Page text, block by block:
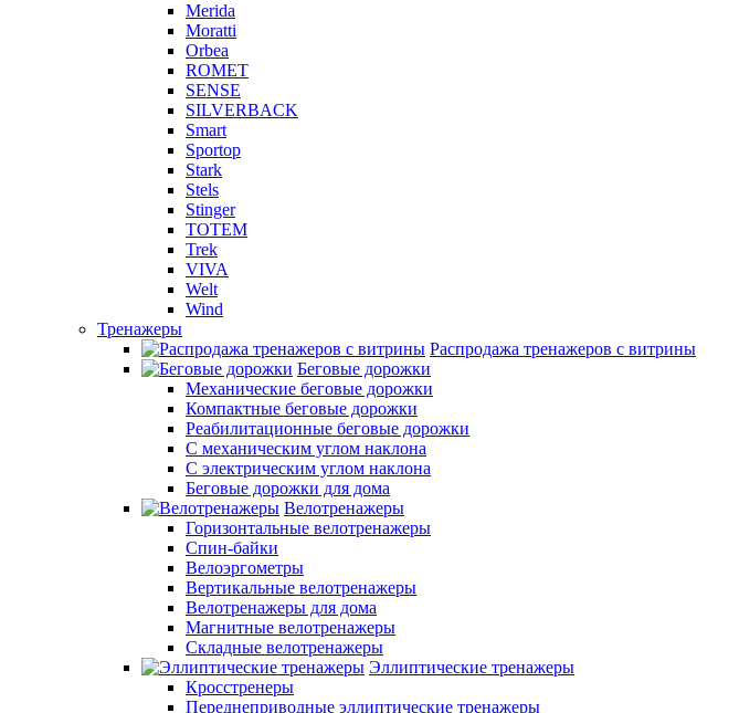
Merida
Moratti
Orbea
ROMET
SENSE
SILVERBACK
Smart
Sportop
Stark
Stels
Stinger
TOTEM
Trek
VIVA
Welt
Wind
Тренажеры
Распродажа тренажеров с витрины
Беговые дорожки
Механические беговые дорожки
Компактные беговые дорожки
Реабилитационные беговые дорожки
С механическим углом наклона
С электрическим углом наклона
Беговые дорожки для дома
Велотренажеры
Горизонтальные велотренажеры
Спин-байки
Велоэргометры
Вертикальные велотренажеры
Велотренажеры для дома
Магнитные велотренажеры
Складные велотренажеры
Эллиптические тренажеры
Кросстренеры
Переднеприводные эллиптические тренажеры